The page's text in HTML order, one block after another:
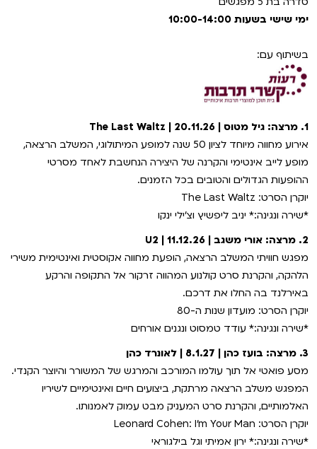
ימי שישי בשעות 10:00-14:00
בשיתוף עם:
1. מרצה: גיל מטוס | 20.11.26 | The Last Waltz
אירוע מחווה מיוחד לציון 50 שנה למופע המיתולוגי, המשלב הרצאה,
מופע לייב אינטימי והקרנה של היצירה הנחשבת לאחד מסרטי
ההופעות הגדולים והטובים בכל הזמנים.
יוקרן הסרט: The Last Waltz
*שירה ונגינה:* יניב ליפשיץ וצ׳ילי ינקו
2. מרצה: אורי משגב | 11.12.26 | U2
מפגש חוויתי המשלב הרצאה, הופעת מחווה אקוסטית ואינטימית משירי
הלהקה, והקרנת סרט קולנוע המהווה זרקור אל התקופה והרקע
באירלנד בה החלו את דרכם.
יוקרן הסרט: מועדון שנות ה-80
*שירה ונגינה:* עודד טמסוט ונגנים אורחים
3. מרצה: בועז כהן | 8.1.27 | לאונרד כהן
מסע פואטי אל תוך עולמו המורכב והמרגש של המשורר והיוצר הקנדי.
המפגש משלב הרצאה מרתקת, ביצועים חיים ואינטימיים לשיריו
האלמותיים, והקרנת סרט המעניק מבט עמוק לאמנותו.
יוקרן הסרט: Leonard Cohen: I'm Your Man
*שירה ונגינה:* ירון אמיתי וגל בילגוראי